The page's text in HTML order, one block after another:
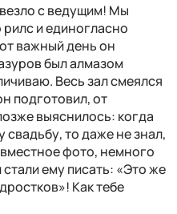
с ведущим! Мы
и единогласно
важный день он
был алмазом
Весь зал смеялся
подготовил, от
выяснилось: когда
то даже не знал,
фото, немного
ему писать: «Это же
Как тебе